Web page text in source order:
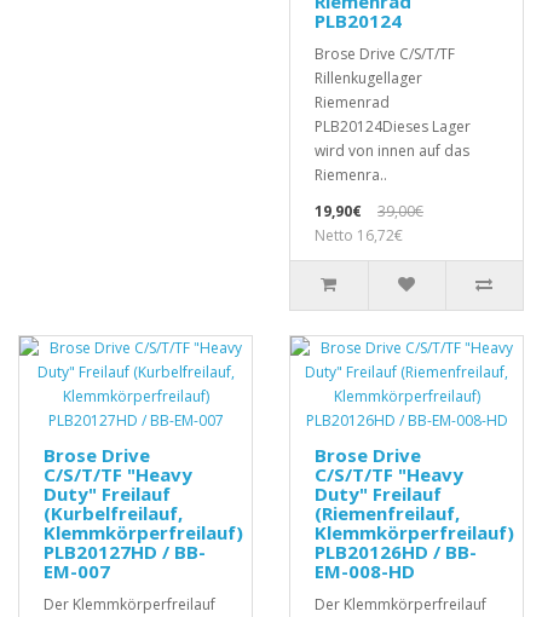
PLB20124
Brose Drive C/S/T/TF
Rillenkugellager
Riemenrad
PLB20124Dieses Lager
wird von innen auf das
Riemenra..
19,90€
39,00€
Netto 16,72€
Brose Drive
C/S/T/TF "Heavy
Duty" Freilauf
(Kurbelfreilauf,
Klemmkörperfreilauf)
PLB20127HD / BB-
EM-007
Der Klemmkörperfreilauf
Brose Drive
C/S/T/TF "Heavy
Duty" Freilauf
(Riemenfreilauf,
Klemmkörperfreilauf)
PLB20126HD / BB-
EM-008-HD
Der Klemmkörperfreilauf